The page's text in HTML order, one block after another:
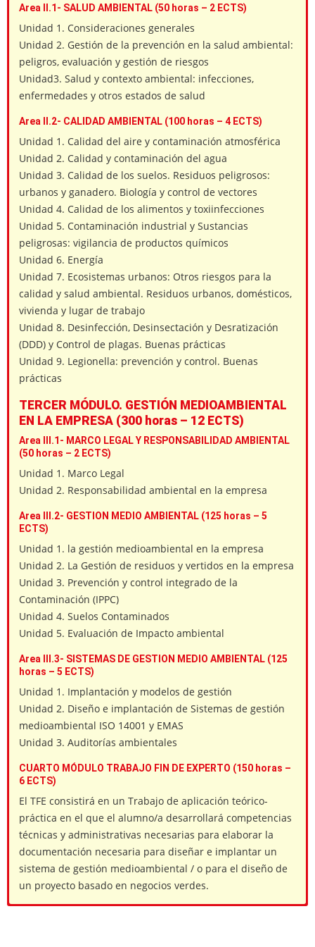
Area II.1- SALUD AMBIENTAL (50 horas – 2 ECTS)
Unidad 1. Consideraciones generales
Unidad 2. Gestión de la prevención en la salud ambiental:
peligros, evaluación y gestión de riesgos
Unidad3. Salud y contexto ambiental: infecciones,
enfermedades y otros estados de salud
Area II.2- CALIDAD AMBIENTAL (100 horas – 4 ECTS)
Unidad 1. Calidad del aire y contaminación atmosférica
Unidad 2. Calidad y contaminación del agua
Unidad 3. Calidad de los suelos. Residuos peligrosos:
urbanos y ganadero. Biología y control de vectores
Unidad 4. Calidad de los alimentos y toxiinfecciones
Unidad 5. Contaminación industrial y Sustancias
peligrosas: vigilancia de productos químicos
Unidad 6. Energía
Unidad 7. Ecosistemas urbanos: Otros riesgos para la
calidad y salud ambiental. Residuos urbanos, domésticos,
vivienda y lugar de trabajo
Unidad 8. Desinfección, Desinsectación y Desratización
(DDD) y Control de plagas. Buenas prácticas
Unidad 9. Legionella: prevención y control. Buenas
prácticas
TERCER MÓDULO. GESTIÓN MEDIOAMBIENTAL
EN LA EMPRESA (300 horas – 12 ECTS)
Area III.1- MARCO LEGAL Y RESPONSABILIDAD AMBIENTAL
(50 horas – 2 ECTS)
Unidad 1. Marco Legal
Unidad 2. Responsabilidad ambiental en la empresa
Area III.2- GESTION MEDIO AMBIENTAL (125 horas – 5
ECTS)
Unidad 1. la gestión medioambiental en la empresa
Unidad 2. La Gestión de residuos y vertidos en la empresa
Unidad 3. Prevención y control integrado de la
Contaminación (IPPC)
Unidad 4. Suelos Contaminados
Unidad 5. Evaluación de Impacto ambiental
Area III.3- SISTEMAS DE GESTION MEDIO AMBIENTAL (125
horas – 5 ECTS)
Unidad 1. Implantación y modelos de gestión
Unidad 2. Diseño e implantación de Sistemas de gestión
medioambiental ISO 14001 y EMAS
Unidad 3. Auditorías ambientales
CUARTO MÓDULO TRABAJO FIN DE EXPERTO (150 horas –
6 ECTS)
El TFE consistirá en un Trabajo de aplicación teórico-
práctica en el que el alumno/a desarrollará competencias
técnicas y administrativas necesarias para elaborar la
documentación necesaria para diseñar e implantar un
sistema de gestión medioambiental / o para el diseño de
un proyecto basado en negocios verdes.